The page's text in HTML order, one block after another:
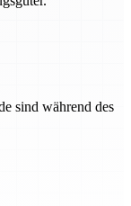
sind während des